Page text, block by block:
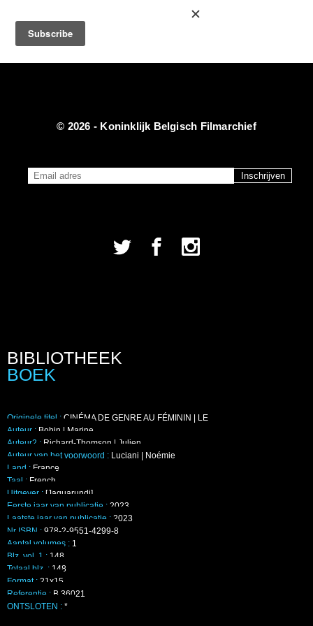
CINEMATEK
BIBLIOTHEEK
BOEK
Originele titel : CINÉMA DE GENRE AU FÉMININ | LE
Auteur : Bohin | Marine
Auteur2 : Richard-Thomson | Julien
Auteur van het voorwoord : Luciani | Noémie
Land : France
Taal : French
Uitgever : [Jaguarundi]
Eerste jaar van publicatie : 2023
Laatste jaar van publicatie : 2023
Nr ISBN : 978-2-9551-4299-8
Aantal volumes : 1
Blz. vol. 1 : 148
Totaal blz. : 148
Format : 21x15
Referentie : B 36021
ONTSLOTEN : *
© 2026 - Koninklijk Belgisch Filmarchief